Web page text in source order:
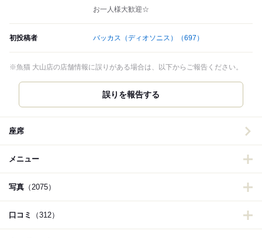
お一人様大歓迎☆
初投稿者 バッカス（ディオソニス） （697）
※魚猫 大山店の店舗情報に誤りがある場合は、以下からご報告ください。
誤りを報告する
座席
メニュー
写真 （2075）
口コミ （312）